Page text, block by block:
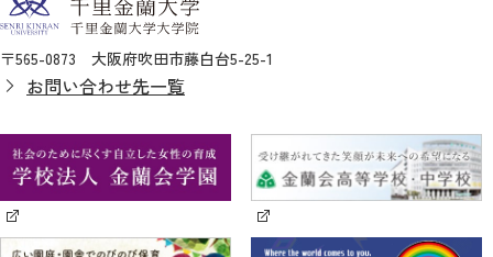
〒565-0873 大阪府吹田市藤白台5-25-1
お問い合わせ先一覧